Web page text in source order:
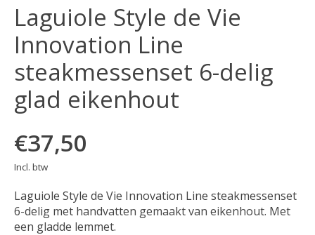
Laguiole Style de Vie
Innovation Line
steakmessenset 6-delig
glad eikenhout
€37,50
Incl. btw
Laguiole Style de Vie Innovation Line steakmessenset
6-delig met handvatten gemaakt van eikenhout. Met
een gladde lemmet.